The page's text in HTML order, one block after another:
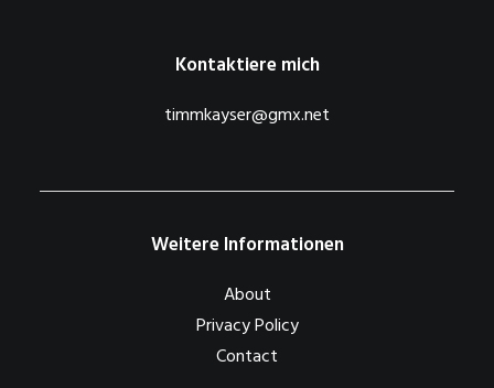
Kontaktiere mich
timmkayser@gmx.net
Weitere Informationen
About
Privacy Policy
Contact